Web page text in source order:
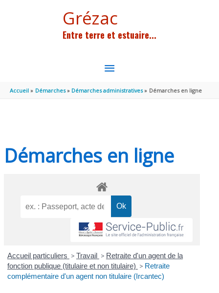
Grézac
Entre terre et estuaire...
MENU
PRINCIPAL
Accueil Démarches Démarches administratives Démarches en ligne
Démarches en ligne
Accueil particuliers > Travail > Retraite d'un agent de la
fonction publique (titulaire et non titulaire) > Retraite
complémentaire d'un agent non titulaire (Ircantec)